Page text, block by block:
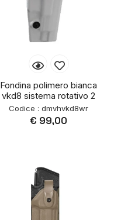
Fondina polimero bianca
vkd8 sistema rotativo 2
Codice : dmvhvkd8wr
€ 99,00